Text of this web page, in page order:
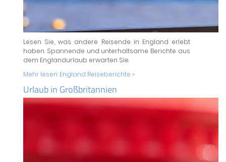
Lesen Sie, was andere Reisende in England erlebt
haben. Spannende und unterhaltsame Berichte aus
dem Englandurlaub erwarten Sie.
Mehr lesen: England Reiseberichte »
Urlaub in Großbritannien